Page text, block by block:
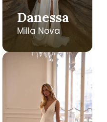
Danessa
Milla Nova